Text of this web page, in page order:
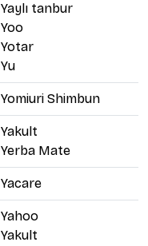
Yaylı tanbur
Yoo
Yotar
Yu
Yomiuri Shimbun
Yakult
Yerba Mate
Yacare
Yahoo
Yakult